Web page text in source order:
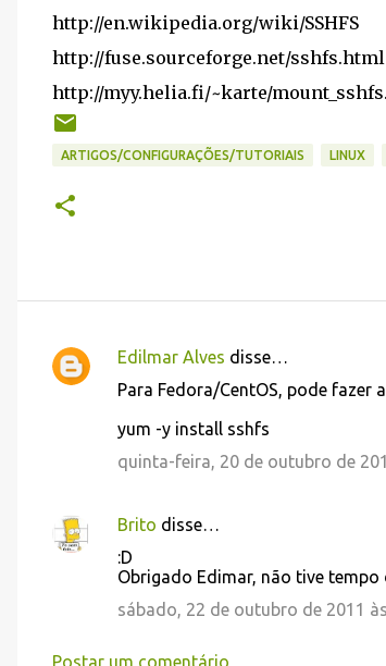
http://en.wikipedia.org/wiki/SSHFS
http://fuse.sourceforge.net/sshfs.html
http://myy.helia.fi/~karte/
ARTIGOS/CONFIGURAÇÕES/TUTORIAIS LINUX
C
t
á
Edilmar Alves disse…
Para Fedora/CentOS, pode fazer
yum -y install sshfs
quinta-feira, 20 de outubro de
Brito disse…
:D
Obrigado Edimar, não tive tempo
sábado, 22 de outubro de 2011
Postar um comentário